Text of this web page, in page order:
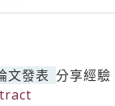
文發表 分享經驗